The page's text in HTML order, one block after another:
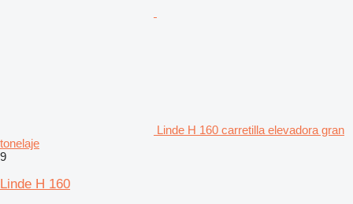
Linde H 160 carretilla elevadora gran
tonelaje
9
Linde H 160